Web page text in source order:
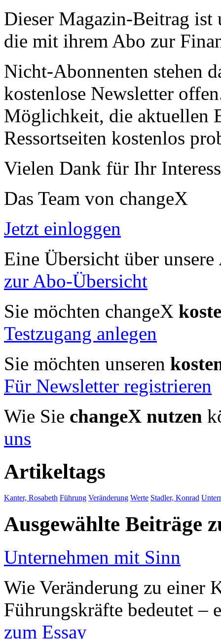
Dieser Magazin-Beitrag ist
die mit ihrem Abo zur
Nicht-Abonnenten stehen
kostenlose Newsletter
Möglichkeit, die aktuellen
Ressortseiten kostenlos
Vielen Dank für Ihr
Das Team von changeX
Jetzt einloggen
Eine Übersicht über unsere
zur Abo-Übersicht
Sie möchten changeX
Testzugang anlegen
Sie möchten unseren
Für Newsletter registrieren
Wie Sie changeX nutzen
uns
Artikeltags
Kanter, Rosabeth Führung Veränderung Werte Stadler, Konrad
Ausgewählte Beiträge
Unternehmen mit Sinn
Wie Veränderung zu einer
Führungskräfte bedeutet –
zum Essay